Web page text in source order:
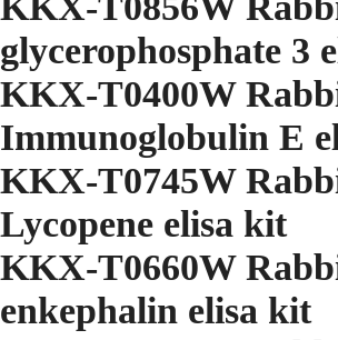
glycerophosphate 3
KKX-T0400W
Immunoglobulin E
KKX-T0745W
Lycopene elisa kit
KKX-T0660W
enkephalin elisa kit